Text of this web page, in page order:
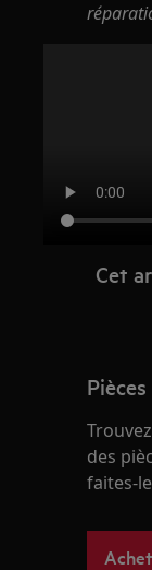
Cet
des
faites-